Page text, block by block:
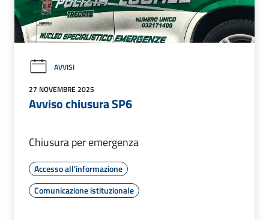
AVVISI
27 NOVEMBRE 2025
Avviso chiusura SP6
Chiusura per emergenza
Accesso all'informazione
Comunicazione istituzionale